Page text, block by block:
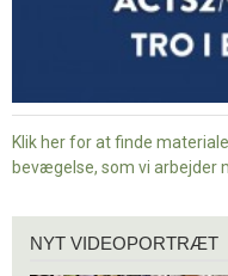
Klik her for at finde
bevægelse, som vi arbejder
videoportræt
NYT VIDEOPORTRÆT